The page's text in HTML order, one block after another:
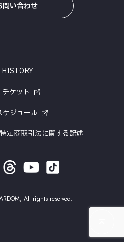
問い合わせ
チケット
ケジュール
特定商取引法に関する記述
All rights reserved.